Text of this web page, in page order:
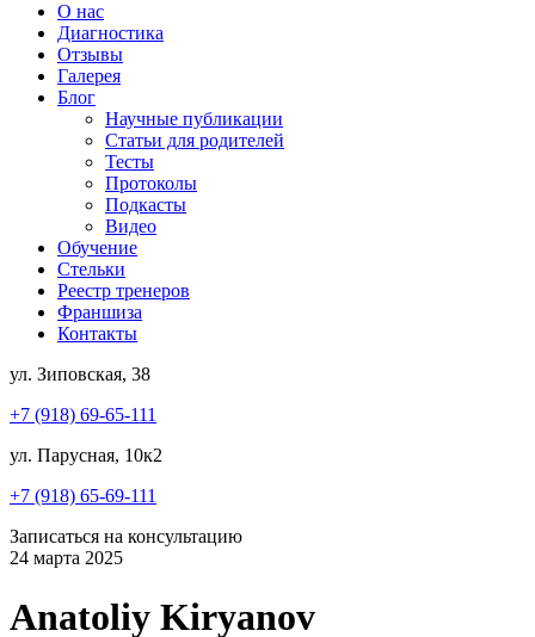
О нас
Диагностика
Отзывы
Галерея
Блог
Научные публикации
Статьи для родителей
Тесты
Протоколы
Подкасты
Видео
Обучение
Стельки
Реестр тренеров
Франшиза
Контакты
ул. Зиповская, 38
+7 (918) 69-65-111
ул. Парусная, 10к2
+7 (918) 65-69-111
Записаться на консультацию
24 марта 2025
Anatoliy Kiryanov